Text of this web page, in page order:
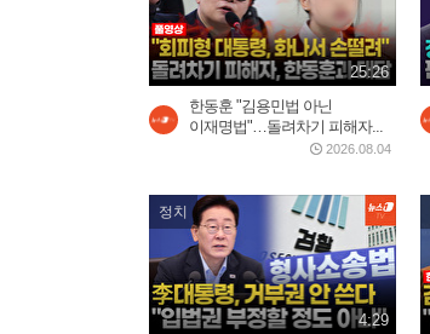
25:26
한동훈 "김용민법 아닌
이재명법"…돌려차기 피해자...
2026.08.04
정치
4:29